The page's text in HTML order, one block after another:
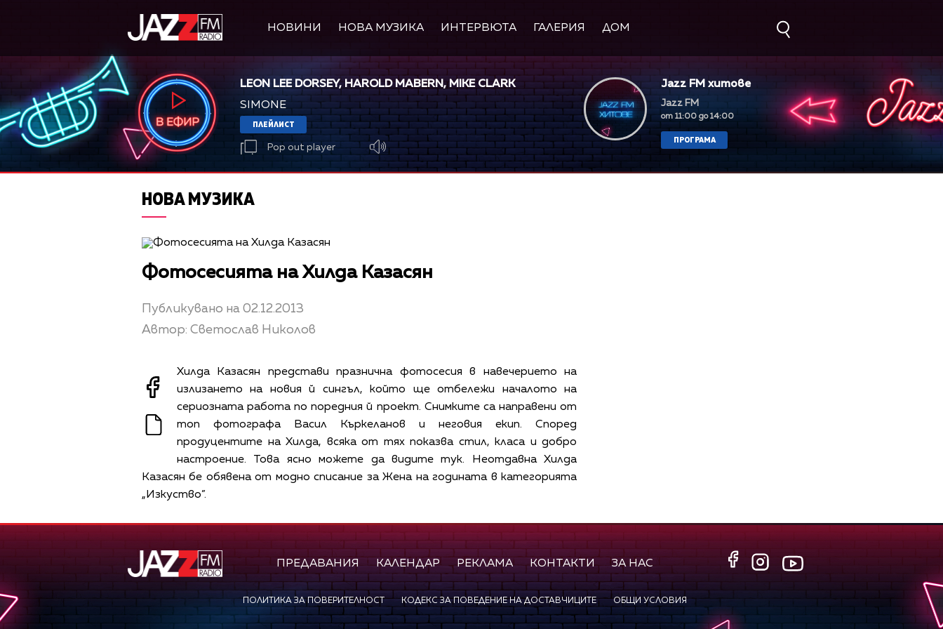
НОВИНИ НОВА МУЗИКА ИНТЕРВЮТА ГАЛЕРИЯ ДОМ
LEON LEE DORSEY, HAROLD MABERN, MIKE CLARK
SIMONE
ПЛЕЙЛИСТ
Pop out player
Jazz FM хитове
Jazz FM
от 11:00 до 14:00
ПРОГРАМА
НОВА МУЗИКА
Фотосесията на Хилда Казасян
Публикувано на 02.12.2013
Автор: Светослав Николов
Хилда Казасян представи празнична фотосесия в навечерието на
излизането на новия й сингъл, който ще отбележи началото на
сериозната работа по поредния й проект. Снимките са направени от
топ фотографа Васил Къркеланов и неговия екип. Според
продуцентите на Хилда, всяка от тях показва стил, класа и добро
настроение. Това ясно можете да видите тук. Неотдавна Хилда
Казасян бе обявена от модно списание за Жена на годината в категорията
„Изкуство”.
ПРЕДАВАНИЯ КАЛЕНДАР РЕКЛАМА КОНТАКТИ ЗА НАС
ПОЛИТИКА ЗА ПОВЕРИТЕЛНОСТ КОДЕКС ЗА ПОВЕДЕНИЕ НА ДОСТАВЧИЦИТЕ ОБЩИ УСЛОВИЯ